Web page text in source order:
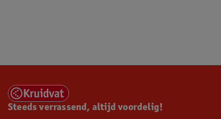
Steeds verrassend, altijd voordelig!